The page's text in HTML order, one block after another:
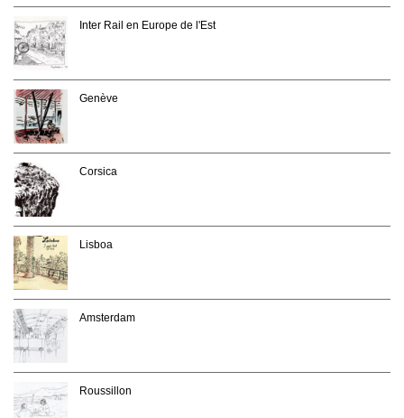
Inter Rail en Europe de l'Est
Genève
Corsica
Lisboa
Amsterdam
Roussillon